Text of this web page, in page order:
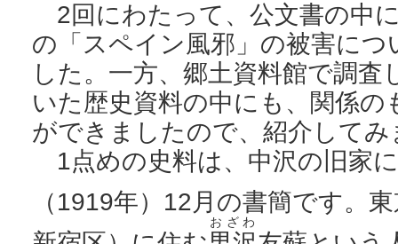
2回にわたって、公文書の中
の「スペイン風邪」の被害に
した。一方、郷土資料館で調
いた歴史資料の中にも、関係
ができましたので、紹介して
1点めの史料は、中沢の旧家
（1919年）12月の書簡です。
おざわ